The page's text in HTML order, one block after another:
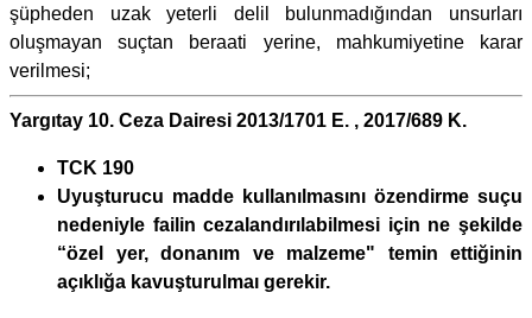
şüpheden uzak yeterli delil bulunmadığından unsurları
oluşmayan suçtan beraati yerine, mahkumiyetine karar
verilmesi;
Yargıtay 10. Ceza Dairesi 2013/1701 E. , 2017/689 K.
TCK 190
Uyuşturucu madde kullanılmasını özendirme suçu
nedeniyle failin cezalandırılabilmesi için ne şekilde
“özel yer, donanım ve malzeme" temin ettiğinin
açıklığa kavuşturulmaı gerekir.